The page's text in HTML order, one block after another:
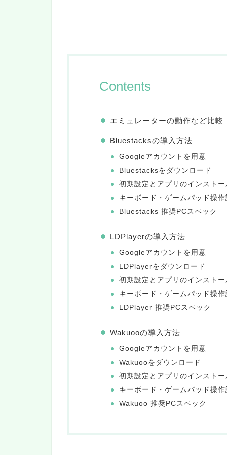
Contents
エミュレーターの動作など比較
Bluestacksの導入方法
Googleアカウントを用意
Bluestacksをダウンロード
初期設定とアプリのインストー
キーボード・ゲームパッド操作
Bluestacks 推奨PCスペック
LDPlayerの導入方法
Googleアカウントを用意
LDPlayerをダウンロード
初期設定とアプリのインストー
キーボード・ゲームパッド操作
LDPlayer 推奨PCスペック
Wakuooの導入方法
Googleアカウントを用意
Wakuooをダウンロード
初期設定とアプリのインストー
キーボード・ゲームパッド操作
Wakuoo 推奨PCスペック